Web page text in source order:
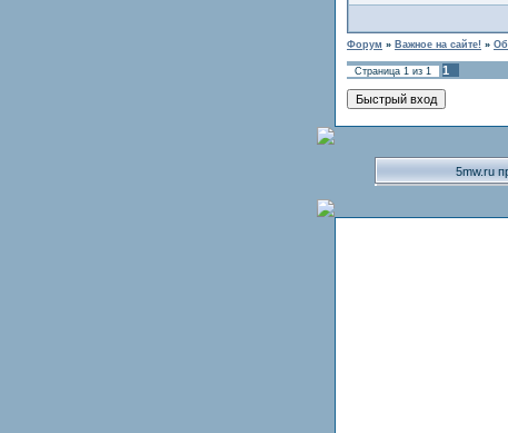
Форум » Важное на сайте! »
Страница 1 из 1
1
5mw.ru